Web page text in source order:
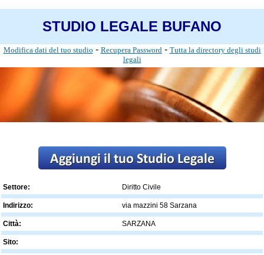
STUDIO LEGALE BUFANO
Modifica dati del tuo studio - Recupera Password - Tutta la directory degli studi
legali
Settore: Diritto Civile
Indirizzo: via mazzini 58 Sarzana
Città: SARZANA
Sito: